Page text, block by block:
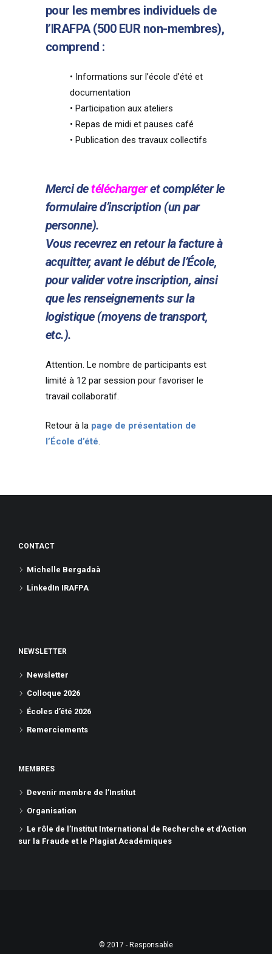
pour les membres individuels de
l’IRAFPA (500 EUR non-membres),
comprend :
• Informations sur l’école d’été et
documentation
• Participation aux ateliers
• Repas de midi et pauses café
• Publication des travaux collectifs
Merci detéléchargeret compléter le
formulaire d’inscription (un par
personne).
Vous recevrez en retour la facture à
acquitter, avant le début de l’École,
pour valider votre inscription, ainsi
que les renseignements sur la
logistique (moyens de transport,
etc.).
Attention. Le nombre de participants est
limité à 12 par session pour favoriser le
travail collaboratif.
Retour à la page de présentation de
l’École d’été.
CONTACT
Michelle Bergadaà
LinkedIn IRAFPA
NEWSLETTER
Newsletter
Colloque 2026
Écoles d’été 2026
Remerciements
MEMBRES
Devenir membre de l’Institut
Organisation
Le rôle de l’Institut International de Recherche et d’Action
sur la Fraude et le Plagiat Académiques
© 2017 - Responsable